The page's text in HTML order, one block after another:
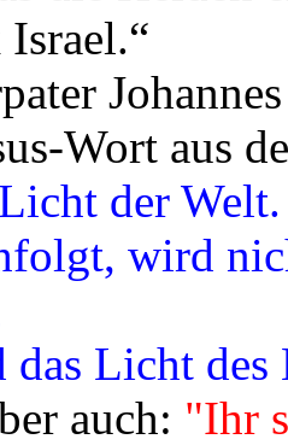
Wort aus
der Welt.
wird
Licht des
auch: "Ihr